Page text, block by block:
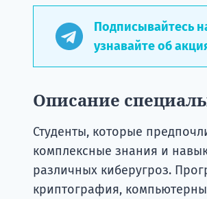
Подписывайтесь
узнавайте об
Описание
Студенты, которые
комплексные знания и
различных киберугроз.
криптография,